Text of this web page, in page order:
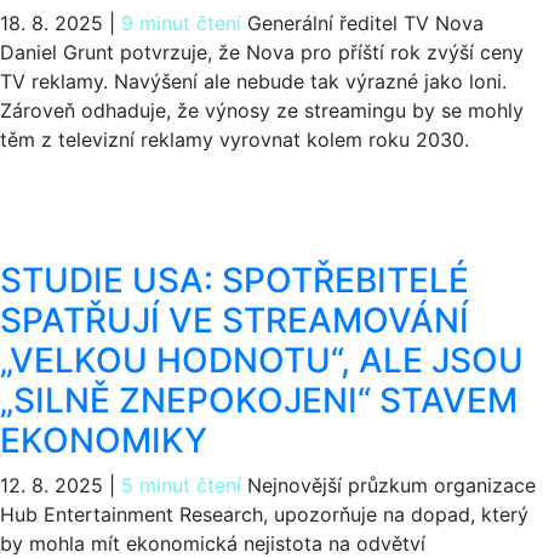
18. 8. 2025 9 minut čtení Generální ředitel TV Nova
Daniel Grunt potvrzuje, že Nova pro příští rok zvýší ceny
TV reklamy. Navýšení ale nebude tak výrazné jako loni.
Zároveň odhaduje, že výnosy ze streamingu by se mohly
těm z televizní reklamy vyrovnat kolem roku 2030.
STUDIE USA: SPOTŘEBITELÉ
SPATŘUJÍ VE STREAMOVÁNÍ
„VELKOU HODNOTU“, ALE JSOU
„SILNĚ ZNEPOKOJENI“ STAVEM
EKONOMIKY
12. 8. 2025 5 minut čtení Nejnovější průzkum organizace
Hub Entertainment Research, upozorňuje na dopad, který
by mohla mít ekonomická nejistota na odvětví